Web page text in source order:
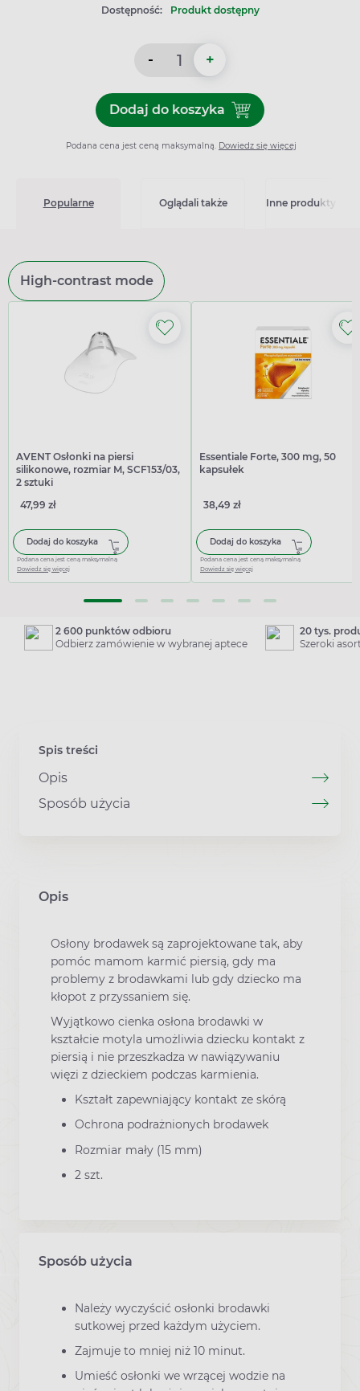
Dostępność: Produkt dostępny
- +
Dodaj do koszykaDodaj do koszyka AVENT
Podana cena jest ceną maksymalną. Dowiedz się więcej
Popularne Oglądali także Inne produkty z
High-contrast mode
AVENT Osłonki na piersi
silikonowe, rozmiar M, SCF153/03,
2 sztuki
47,99 zł
Dodaj do koszyka
Podana cena jest ceną maksymalną
Dowiedz się więcej
Essentiale Forte, 300 mg, 50
kapsułek
38,49 zł
Dodaj do koszyka
Podana cena jest ceną maksymalną
Dowiedz się więcej
2 600 punktów odbioru
Odbierz zamówienie w wybranej aptece
20 tys.
Szeroki
Spis treści
Opis
Sposób użycia
Opis
Osłony brodawek są zaprojektowane tak, aby
pomóc mamom karmić piersią, gdy ma
problemy z brodawkami lub gdy dziecko ma
kłopot z przyssaniem się.
Wyjątkowo cienka osłona brodawki w
kształcie motyla umożliwia dziecku kontakt z
piersią i nie przeszkadza w nawiązywaniu
więzi z dzieckiem podczas karmienia.
Kształt zapewniający kontakt ze skórą
Ochrona podrażnionych brodawek
Rozmiar mały (15 mm)
2 szt.
Sposób użycia
Należy wyczyścić osłonki brodawki
sutkowej przed każdym użyciem.
Zajmuje to mniej niż 10 minut.
Umieść osłonki we wrzącej wodzie na